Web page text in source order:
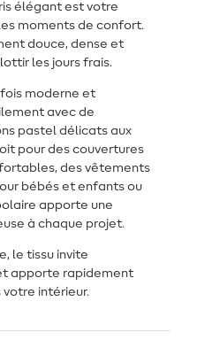
élégant est votre
moments de confort.
douce, dense et
les jours frais.
moderne et
avec de
pastel délicats aux
pour des couvertures
des vêtements
bébés et enfants ou
apporte une
à chaque projet.
le tissu invite
apporte rapidement
votre intérieur.